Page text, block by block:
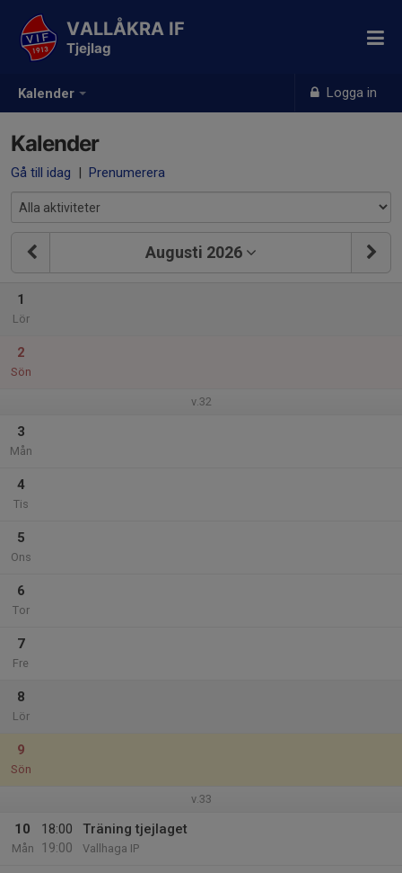
Kalender Logga in
VALLÅKRA IF
Tjejlag
Kalender
Gå till idag | Prenumerera
Augusti 2026
1
Lör
2
Sön
v.32
3
Mån
4
Tis
5
Ons
6
Tor
7
Fre
8
Lör
9
Sön
v.33
10
Mån
18:00
19:00
Träning tjejlaget
Vallhaga IP